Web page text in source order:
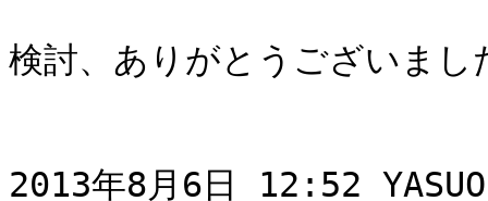
検討、ありがとうございまし
2013年8月6日 12:52